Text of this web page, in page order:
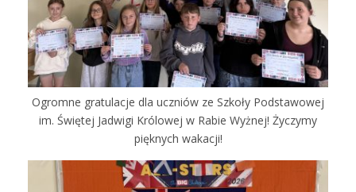
Ogromne gratulacje dla uczniów ze Szkoły Podstawowej
im. Świętej Jadwigi Królowej w Rabie Wyżnej! Życzymy
pięknych wakacji!